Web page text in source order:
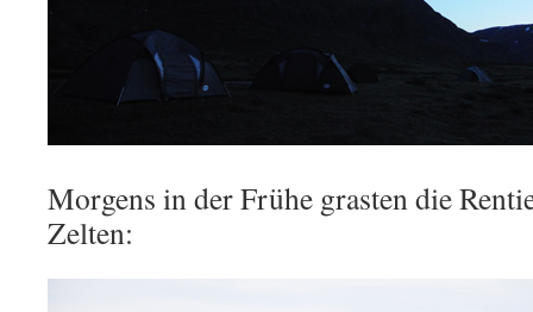
Morgens in der Frühe grasten die
Zelten: